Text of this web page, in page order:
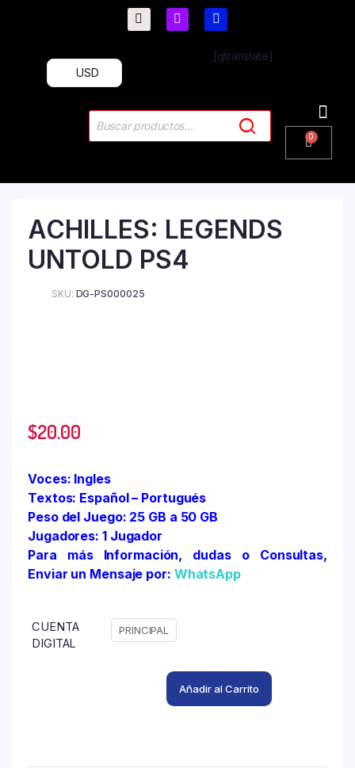
[gtranslate]
USD
ACHILLES: LEGENDS
UNTOLD PS4
SKU: DG-PS000025
$20.00
Voces: Ingles
Textos: Español – Portugués
Peso del Juego: 25 GB a 50 GB
Jugadores: 1 Jugador
Para más Información, dudas o Consultas,
Enviar un Mensaje por: WhatsApp
CUENTA
DIGITAL
PRINCIPAL
Añadir al Carrito